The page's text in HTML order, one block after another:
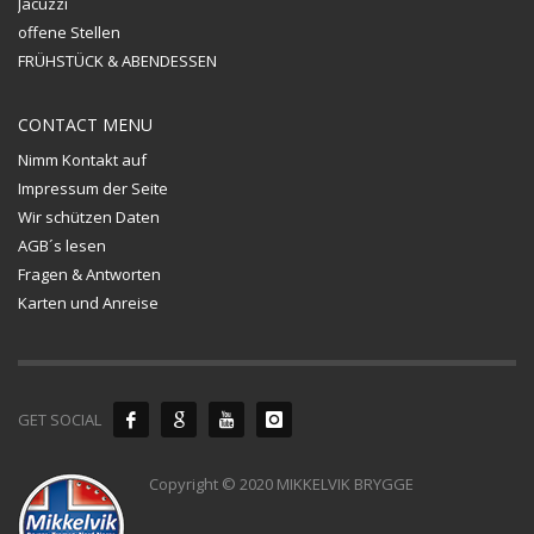
offene Stellen
FRÜHSTÜCK & ABENDESSEN
CONTACT MENU
Nimm Kontakt auf
Impressum der Seite
Wir schützen Daten
AGB´s lesen
Fragen & Antworten
Karten und Anreise
GET SOCIAL
Copyright © 2020 MIKKELVIK BRYGGE